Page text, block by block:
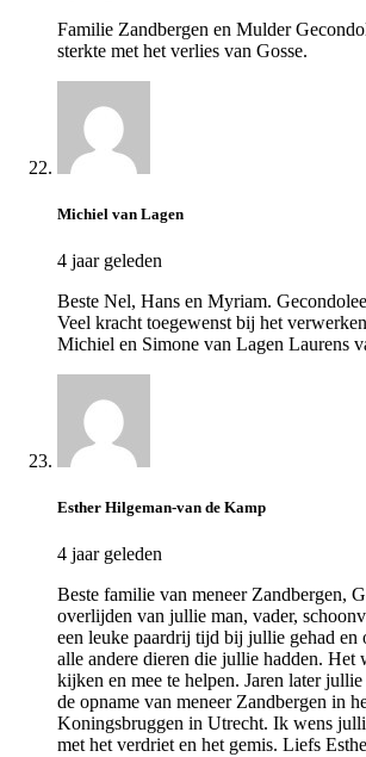
Familie Zandbergen en Mulder
sterkte met het verlies van Gosse.
Michiel van Lagen
4 jaar geleden
Beste Nel, Hans en Myriam.
Veel kracht toegewenst bij het
Michiel en Simone van Lagen Laurens
Esther Hilgeman-van de Kamp
4 jaar geleden
Beste familie van meneer Zandbergen,
overlijden van jullie man, vader,
een leuke paardrij tijd bij jullie gehad en
alle andere dieren die jullie hadden. Het
kijken en mee te helpen. Jaren later
de opname van meneer Zandbergen in
Koningsbruggen in Utrecht. Ik wens
met het verdriet en het gemis. Liefs